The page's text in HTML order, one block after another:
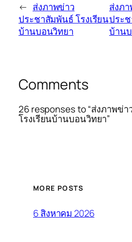
← ส่งภาพข่าว
ประชาสัมพันธ์ โรงเรียน
บ้านบอนวิทยา
ส่งภ
ประ
บ้าน
Comments
26 responses to “ส่งภาพข่
โรงเรียนบ้านบอนวิทยา”
MORE POSTS
6 สิงหาคม 2026